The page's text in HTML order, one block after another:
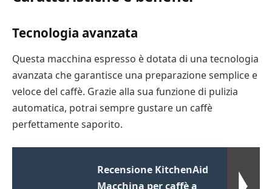
Tecnologia avanzata
Questa macchina espresso è dotata di una tecnologia
avanzata che garantisce una preparazione semplice e
veloce del caffè. Grazie alla sua funzione di pulizia
automatica, potrai sempre gustare un caffè
perfettamente saporito.
Recensione KitchenAid
Macchina per caffè a